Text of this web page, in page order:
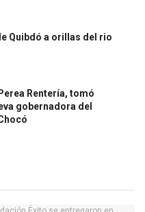
Quibdó a orillas del rio
Rentería, tomó
gobernadora del